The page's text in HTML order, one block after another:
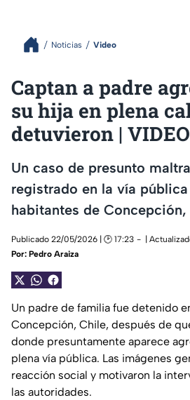
Noticias Video
Captan a padre
su hija en plena
detuvieron | VIDEO
Un caso de presunto
registrado en la vía
habitantes de Concepción,
Publicado 22/05/2026 | 🕑 17:23
|
Por: Pedro Araiza
Un padre de familia fue detenido
Concepción, Chile, después de
donde presuntamente aparece
plena vía pública. Las imágenes
reacción social y motivaron la
las autoridades.